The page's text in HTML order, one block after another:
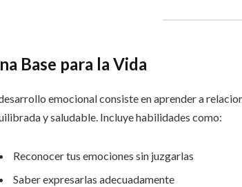
Base para la Vida
emocional consiste en aprender a
y saludable. Incluye habilidades como:
Reconocer tus emociones sin juzgarlas
Saber expresarlas adecuadamente